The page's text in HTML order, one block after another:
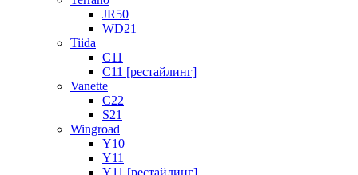
JR50
WD21
Tiida
C11
C11 [рестайлинг]
Vanette
C22
S21
Wingroad
Y10
Y11
Y11 [рестайлинг]